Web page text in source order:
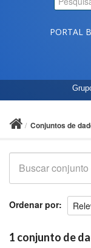
PORTAL
Conjuntos de
Ordenar por
1 conjunto de